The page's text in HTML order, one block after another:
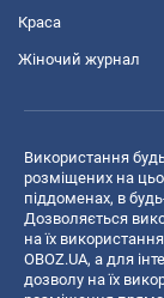
Краса
Жіночий журнал
Використання
розміщених на
піддоменах, в
Дозволяється
на їх
OBOZ.UA, а для
дозволу на їх